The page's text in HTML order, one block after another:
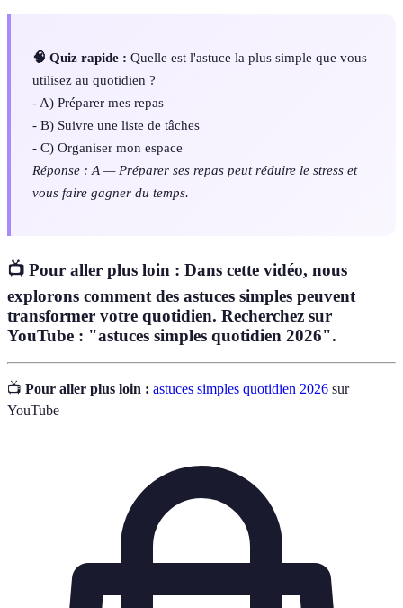
🧠 Quiz rapide : Quelle est l'astuce la plus simple que vous
utilisez au quotidien ?
- A) Préparer mes repas
- B) Suivre une liste de tâches
- C) Organiser mon espace
Réponse : A — Préparer ses repas peut réduire le stress et
vous faire gagner du temps.
📺 Pour aller plus loin : Dans cette vidéo, nous
explorons comment des astuces simples peuvent
transformer votre quotidien. Recherchez sur
YouTube : "astuces simples quotidien 2026".
📺 Pour aller plus loin : astuces simples quotidien 2026 sur
YouTube